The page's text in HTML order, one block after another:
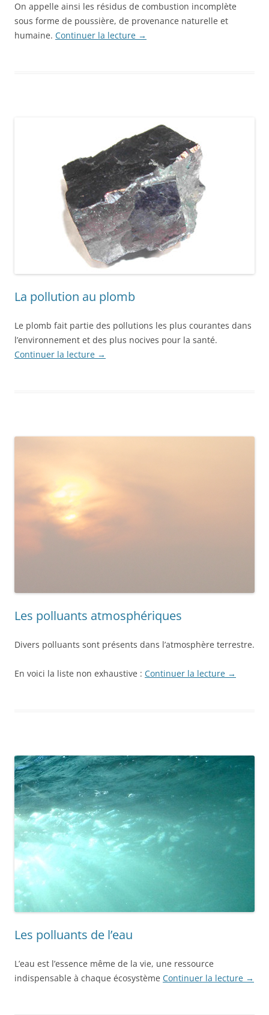
On appelle ainsi les résidus de combustion incomplète
sous forme de poussière, de provenance naturelle et
humaine. Continuer la lecture →
La pollution au plomb
Le plomb fait partie des pollutions les plus courantes dans
l’environnement et des plus nocives pour la santé.
Continuer la lecture →
Les polluants atmosphériques
Divers polluants sont présents dans l’atmosphère terrestre.
En voici la liste non exhaustive : Continuer la lecture →
Les polluants de l’eau
L’eau est l’essence même de la vie, une ressource
indispensable à chaque écosystème Continuer la lecture →